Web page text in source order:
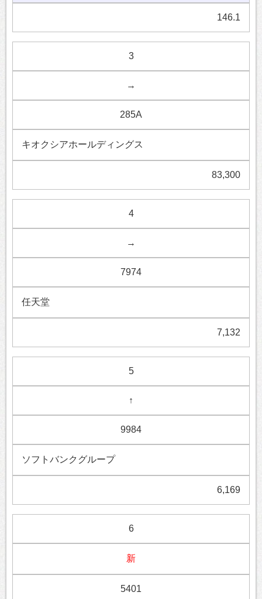
146.1
3
→
285A
キオクシアホールディングス
83,300
4
→
7974
任天堂
7,132
5
↑
9984
ソフトバンクグループ
6,169
6
新
5401